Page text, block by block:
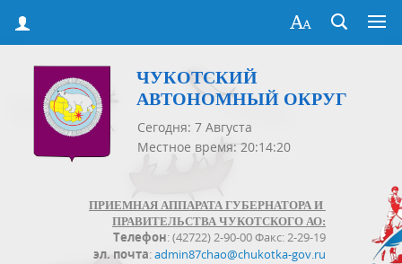
ЧУКОТСКИЙ
АВТОНОМНЫЙ ОКРУГ
Сегодня: 7 Августа
Местное время: 20:14:21
ПРИЕМНАЯ АППАРАТА ГУБЕРНАТОРА И
ПРАВИТЕЛЬСТВА ЧУКОТСКОГО АО:
Телефон: (42722) 2-90-00 Факс: 2-29-19
эл. почта:admin87chao@chukotka-gov.ru